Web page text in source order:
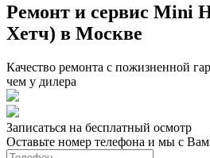
Ремонт и сервис Mini
Хетч) в Москве
Качество ремонта с пожизненной
чем у дилера
Записаться на бесплатный осмотр
Оставьте номер телефона и мы с